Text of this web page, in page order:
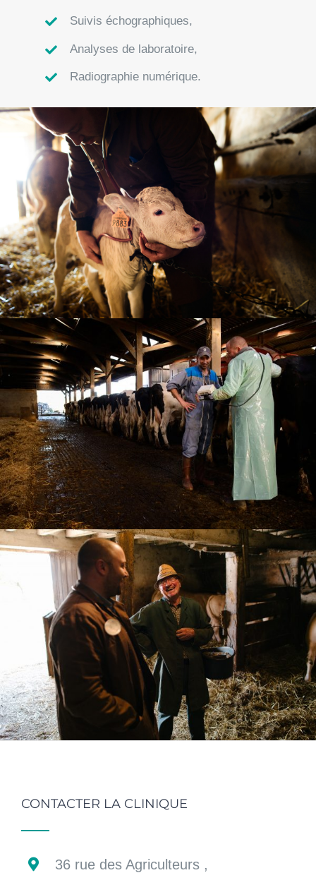
Suivis échographiques,
Analyses de laboratoire,
Radiographie numérique.
CONTACTER LA CLINIQUE
36 rue des Agriculteurs ,